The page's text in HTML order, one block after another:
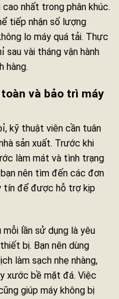
nhất trong phân khúc.
tiếp nhận số lượng
lo máy quá tải. Thực
sau vài tháng vận hành
hàng.
và bảo trì máy
kỹ thuật viên cần tuân
sản xuất. Trước khi
làm mát và tình trạng
nên tìm đến các đơn
tín để được hỗ trợ kịp
lần sử dụng là yêu
bị. Bạn nên dùng
làm sạch nhẹ nhàng,
xước bề mặt đá. Việc
giúp máy không bị